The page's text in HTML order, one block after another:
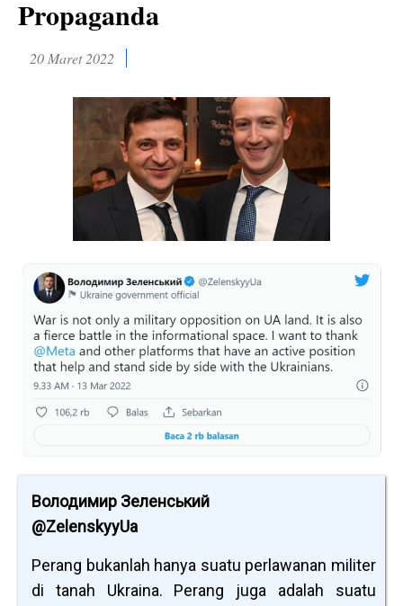
Propaganda
20 Maret 2022
Володимир Зеленський
@ZelenskyyUa
Perang bukanlah hanya suatu perlawanan militer
di tanah Ukraina. Perang juga adalah suatu